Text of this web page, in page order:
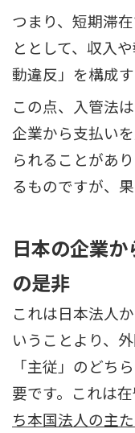
つまり、短期滞
ととして、収入
動違反」を構成
この点、入管法
企業から支払い
られることがあ
るものですが、
日本の企業
の是非
これは日本法人
いうことより、
「主従」のどち
要です。これは
ち本国法人の主